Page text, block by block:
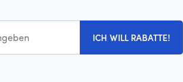
ICH WILL RABATTE!